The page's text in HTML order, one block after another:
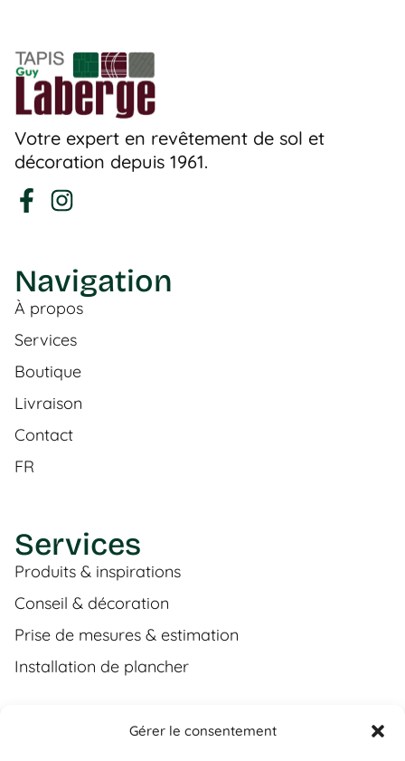
Gérer le consentement
Votre expert en revêtement de sol et
décoration depuis 1961.
Navigation
À propos
Services
Boutique
Livraison
Contact
FR
Services
Produits & inspirations
Conseil & décoration
Prise de mesures & estimation
Installation de plancher
Contact